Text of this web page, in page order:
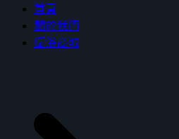
首頁
關於我們
衛浴商城